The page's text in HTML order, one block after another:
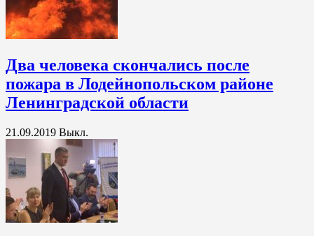
Два человека скончались после
пожара в Лодейнопольском районе
Ленинградской области
21.09.2019 Выкл.